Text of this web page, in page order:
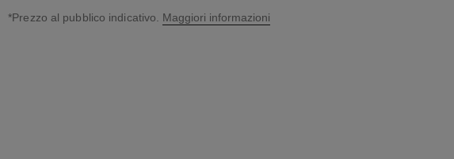
↩
*Prezzo al pubblico indicativo. Maggiori informazioni